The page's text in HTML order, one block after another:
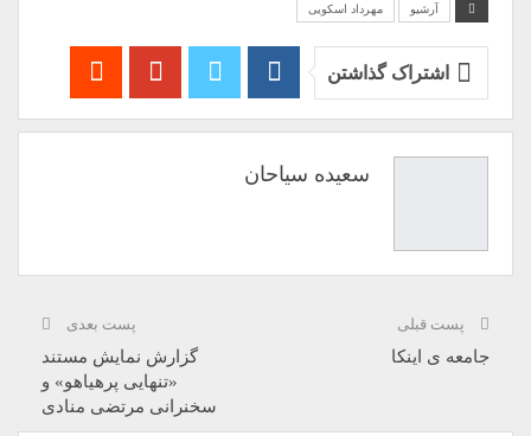
آرشیو مهرداد اسکویی
اشتراک گذاشتن
سعیده سیاحان
پست قبلی
جامعه ی اینکا
پست بعدی
گزارش نمایش مستند
«تنهایی پرهیاهو» و
سخنرانی مرتضی منادی